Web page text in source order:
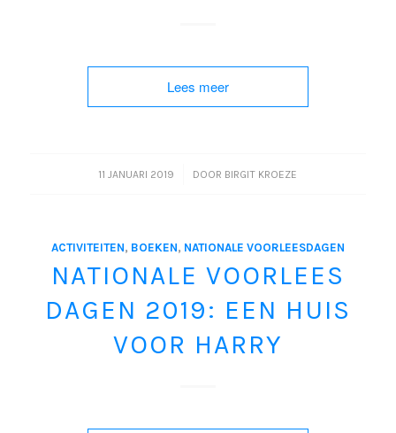
Lees meer
11 JANUARI 2019
/ DOOR BIRGIT KROEZE
ACTIVITEITEN, BOEKEN, NATIONALE VOORLEESDAGEN
NATIONALE VOORLEES
DAGEN 2019: EEN HUIS
VOOR HARRY